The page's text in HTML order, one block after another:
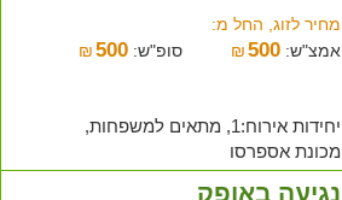
מחיר לזוג, החל מ:
אמצ"ש:
₪500 סופ"ש: ₪ 500
יחידות אירוח:1, מתאים למשפחות,
מכונת אספרסו
נגיעה באופק